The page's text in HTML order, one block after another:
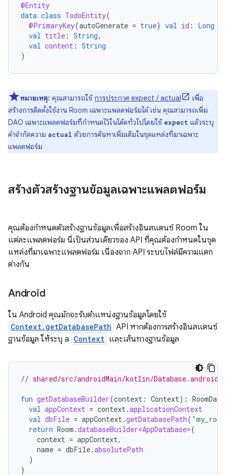
@Entity
data class TodoEntity(
@PrimaryKey(autoGenerate = true) val id : Long
val title : String,
val content : String
)
หมายเหตุ: คุณสามารถใช้ การประกาศ expect / actual
เพื่อ
สร้างการติดตั้งใช้งาน Room เฉพาะแพลตฟอร์มได้ เช่น คุณสามารถเพิ่ม
DAO เฉพาะแพลตฟอร์มที่กำหนดไว้ในโค้ดทั่วไปโดยใช้ expect แล้วระบุ
คำจำกัดความ actual ด้วยการค้นหาเพิ่มเติมในชุดแหล่งที่มาเฉพาะ
แพลตฟอร์ม
สร้างตัวสร้างฐานข้อมูลเฉพาะแพลตฟอร์ม
คุณต้องกำหนดตัวสร้างฐานข้อมูลเพื่อสร้างอินสแตนซ์ Room ใน
แต่ละแพลตฟอร์ม นี่เป็นส่วนเดียวของ API ที่คุณต้องกำหนดในชุด
แหล่งที่มาเฉพาะแพลตฟอร์ม เนื่องจาก API ระบบไฟล์มีความแตก
ต่างกัน
Android
ใน Android คุณมักจะรับตำแหน่งฐานข้อมูลโดยใช้
Context.getDatabasePath API หากต้องการสร้างอินสแตนซ์
ฐานข้อมูล ให้ระบุ a Context และเส้นทางฐานข้อมูล
// shared/src/androidMain/kotlin/
fun getDatabaseBuilder(context : Context):
val appContext = context.applicationContext
val dbFile = appContext.getDatabasePath(
return Room .databaseBuilder<AppDatabase>(
context = appContext,
name = dbFile.absolutePath
)
}